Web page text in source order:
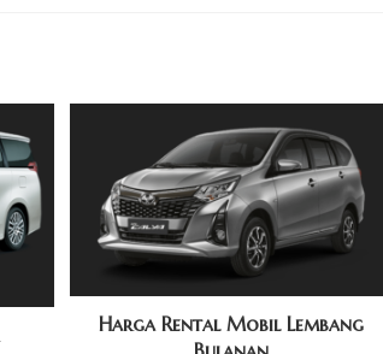
Harga Rental Mobil Lembang